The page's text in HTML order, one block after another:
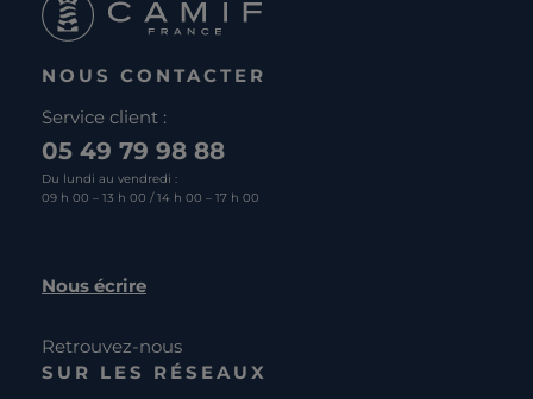
NOUS CONTACTER
Service client :
05 49 79 98 88
Du lundi au vendredi :
09 h 00 – 13 h 00 / 14 h 00 – 17 h 00
Nous écrire
Retrouvez-nous
SUR LES RÉSEAUX